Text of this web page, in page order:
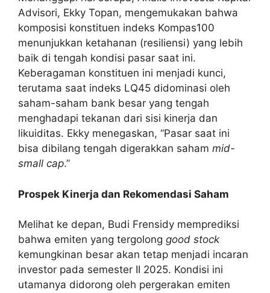
Advisori, Ekky Topan, mengemukakan bahwa
komposisi konstituen indeks Kompas100
menunjukkan ketahanan (resiliensi) yang lebih
baik di tengah kondisi pasar saat ini.
Keberagaman konstituen ini menjadi kunci,
terutama saat indeks LQ45 didominasi oleh
saham-saham bank besar yang tengah
menghadapi tekanan dari sisi kinerja dan
likuiditas. Ekky menegaskan, “Pasar saat ini
bisa dibilang tengah digerakkan saham mid-
small cap.”
Prospek Kinerja dan Rekomendasi Saham
Melihat ke depan, Budi Frensidy memprediksi
bahwa emiten yang tergolong good stock
kemungkinan besar akan tetap menjadi incaran
investor pada semester II 2025. Kondisi ini
utamanya didorong oleh pergerakan emiten